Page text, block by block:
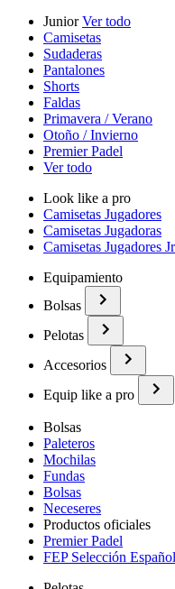
JuniorVer todo
Camisetas
Sudaderas
Pantalones
Shorts
Faldas
Primavera / Verano
Otoño / Invierno
Premier Padel
Ver todo
Look like a pro
Camisetas Jugadores
Camisetas Jugadoras
Camisetas Jugadores Jr
Equipamiento
Bolsas
Pelotas
Accesorios
Equip like a pro
Bolsas
Paleteros
Mochilas
Fundas
Bolsas
Neceseres
Productos oficiales
Premier Padel
FEP Selección